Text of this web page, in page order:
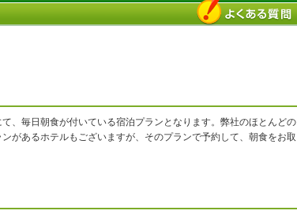
、毎日朝食が付いている宿泊プランとなります。弊社のほとんどの
があるホテルもございますが、そのプランで予約して、朝食をお取